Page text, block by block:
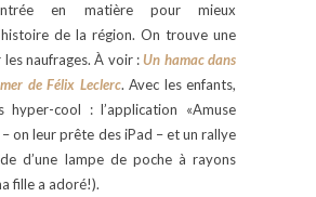
en matière pour mieux
de la région. On trouve une
naufrages. À voir :Un hamac dans
de Félix Leclerc. Avec les enfants,
hyper-cool : l’application «Amuse
on leur prête des iPad – et un rallye
d’une lampe de poche à rayons
fille a adoré!).